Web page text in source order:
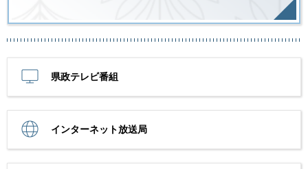
県政テレビ番組
インターネット放送局